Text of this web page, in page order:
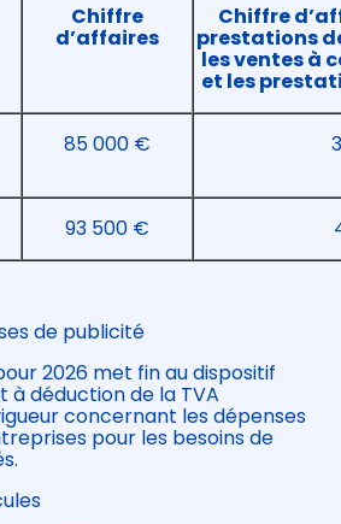
Chiffre
d’affaires
Chiffre
prestations
les ventes à
et les
85 000 €
93 500 €
de publicité
2026 met fin au dispositif
à déduction de la TVA
concernant les dépenses
pour les besoins de